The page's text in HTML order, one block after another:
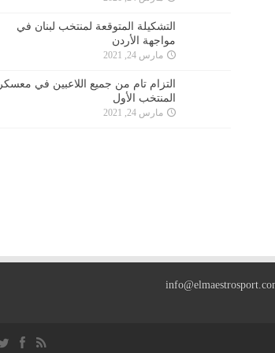
التشكيلة المتوقعة لمنتخب لبنان في
مواجهة الأردن
مارس 24, 2021
التزام تام من جميع اللاعبين في معسكر
المنتخب الأول
مارس 24, 2021